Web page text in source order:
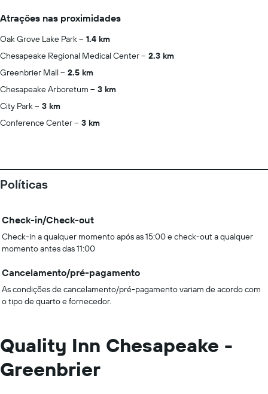
Atrações nas proximidades
Oak Grove Lake Park
1.4 km
Chesapeake Regional Medical Center
2.3 km
Greenbrier Mall
2.5 km
Chesapeake Arboretum
3 km
City Park
3 km
Conference Center
3 km
Políticas
Check-in/Check-out
Check-in a qualquer momento após as 15:00 e check-out a qualquer
momento antes das 11:00
Cancelamento/pré-pagamento
As condições de cancelamento/pré-pagamento variam de acordo com
o tipo de quarto e fornecedor.
Quality Inn Chesapeake -
Greenbrier